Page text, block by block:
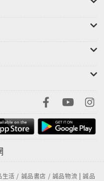
活 / 誠品書店 / 誠品物流 | 誠品